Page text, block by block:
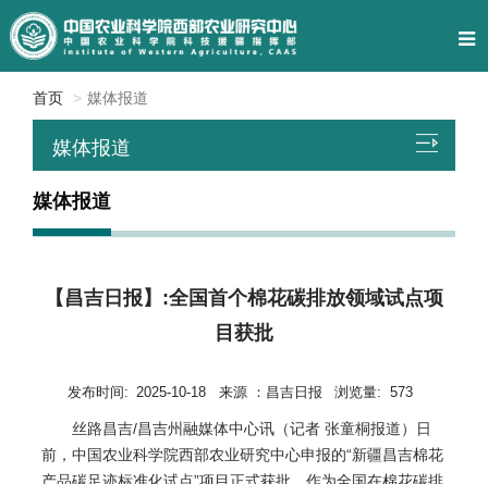
首页 媒体报道
媒体报道
媒体报道
【昌吉日报】:全国首个棉花碳排放领域试点项
目获批
发布时间: 2025-10-18 来源 ： 昌吉日报 浏览量: 573
丝路昌吉/昌吉州融媒体中心讯（记者 张童桐报道）日
前，中国农业科学院西部农业研究中心申报的“新疆昌吉棉花
产品碳足迹标准化试点”项目正式获批。作为全国在棉花碳排